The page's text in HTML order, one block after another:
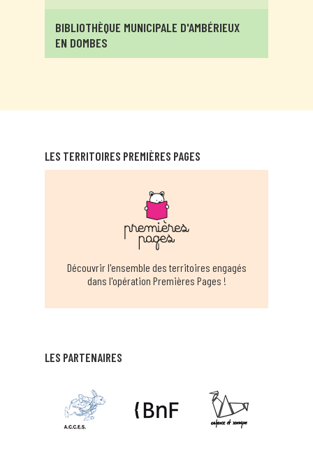
BIBLIOTHÈQUE MUNICIPALE D'AMBÉRIEUX
EN DOMBES
AMBERIEUX EN DOMBES
AMBRONAY
BIBLIOTHEQUE MUNICIPALE ANGLEFORT
EN SAVOIR PLUS
BIBLIOTHÈQUE MUNICIPALE D'ARANC
BIBLIOTHÈQUE MUNICIPALE ARS SUR
FORMANS
ARS SUR FORMANS
LES PARTENAIRES
LES TERRITOIRES PREMIÈRES PAGES
Découvrir l'ensemble des territoires engagés
dans l'opération Premières Pages !